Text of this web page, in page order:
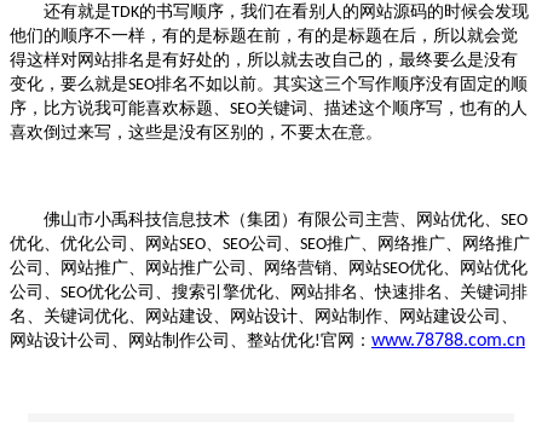
还有就是TDK的书写顺序，我们在看别人的网站源码的时候会发现
他们的顺序不一样，有的是标题在前，有的是标题在后，所以就会觉
得这样对网站排名是有好处的，所以就去改自己的，最终要么是没有
变化，要么就是SEO排名不如以前。其实这三个写作顺序没有固定的顺
序，比方说我可能喜欢标题、 SEO关键词、描述这个顺序写，也有的人
喜欢倒过来写，这些是没有区别的，不要太在意。
佛山市小禹科技信息技术（集团）有限公司主营、网站优化、 SEO
优化、优化公司、网站SEO SEO公司、 SEO推广、网络推广、网络推广
公司、网站推广、网站推广公司、网络营销、网站SEO优化、网站优化
公司、 SEO优化公司、搜索引擎优化、网站排名、快速排名、关键词排
名、关键词优化、网站建设、网站设计、网站制作、网站建设公司、
网站设计公司、网站制作公司、整站优化!官网： www.78788.com.cn